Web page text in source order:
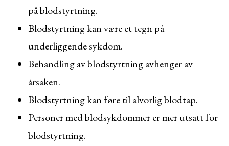
på blodstyrtning.
Blodstyrtning kan være et tegn på
underliggende sykdom.
Behandling av blodstyrtning avhenger av
årsaken.
Blodstyrtning kan føre til alvorlig blodtap.
Personer med blodsykdommer er mer utsatt for
blodstyrtning.